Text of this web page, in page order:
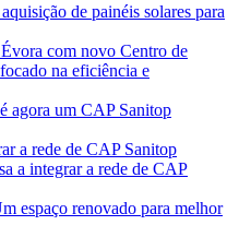
de painéis solares para
com novo Centro de
na eficiência e
agora um CAP Sanitop
a rede de CAP Sanitop
a integrar a rede de CAP
espaço renovado para melhor